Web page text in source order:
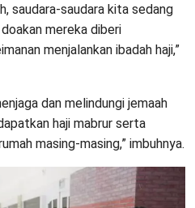
saudara-saudara kita sedang
mereka diberi
menjalankan ibadah haji,”
dan melindungi jemaah
haji mabrur serta
masing-masing,” imbuhnya.